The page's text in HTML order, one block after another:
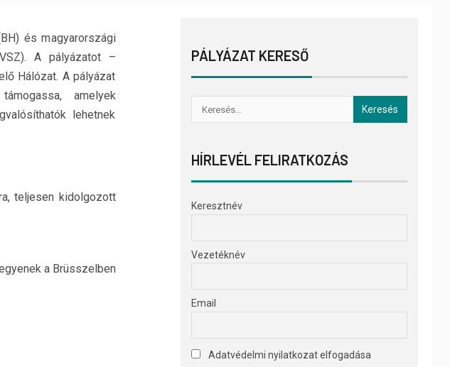
és magyarországi
A pályázatot –
Hálózat. A pályázat
amelyek
lehetnek
teljesen kidolgozott
a Brüsszelben
PÁLYÁZAT KERESŐ
HÍRLEVÉL FELIRATKOZÁS
Keresztnév
Vezetéknév
Email
Adatvédelmi nyilatkozat elfogadása